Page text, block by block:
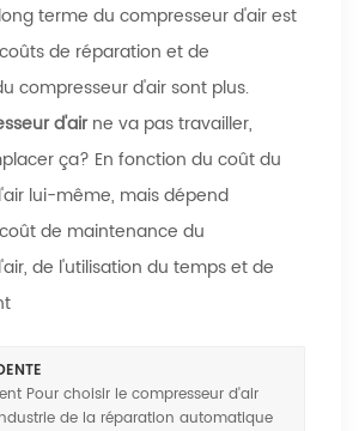
terme du compresseur d'air est
de réparation et de
compresseur d'air sont plus.
d'airne va pas travailler,
ça? En fonction du coût du
lui-même, mais dépend
de maintenance du
de l'utilisation du temps et de
Pour choisir le compresseur d'air
de la réparation automatique